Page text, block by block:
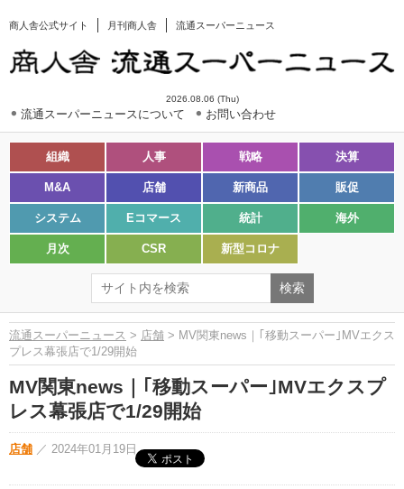
商人舎公式サイト 月刊商人舎 流通スーパーニュース
2026.08.06 (Thu)
流通スーパーニュースについて お問い合わせ
組織 人事 戦略 決算
M&A 店舗 新商品 販促
システム Eコマース 統計 海外
月次 CSR 新型コロナ
流通スーパーニュース > 店舗 > MV関東news｜｢移動スーパー｣MVエクス
プレス幕張店で1/29開始
MV関東news｜｢移動スーパー｣MVエクスプ
レス幕張店で1/29開始
店舗 ／ 2024年01月19日